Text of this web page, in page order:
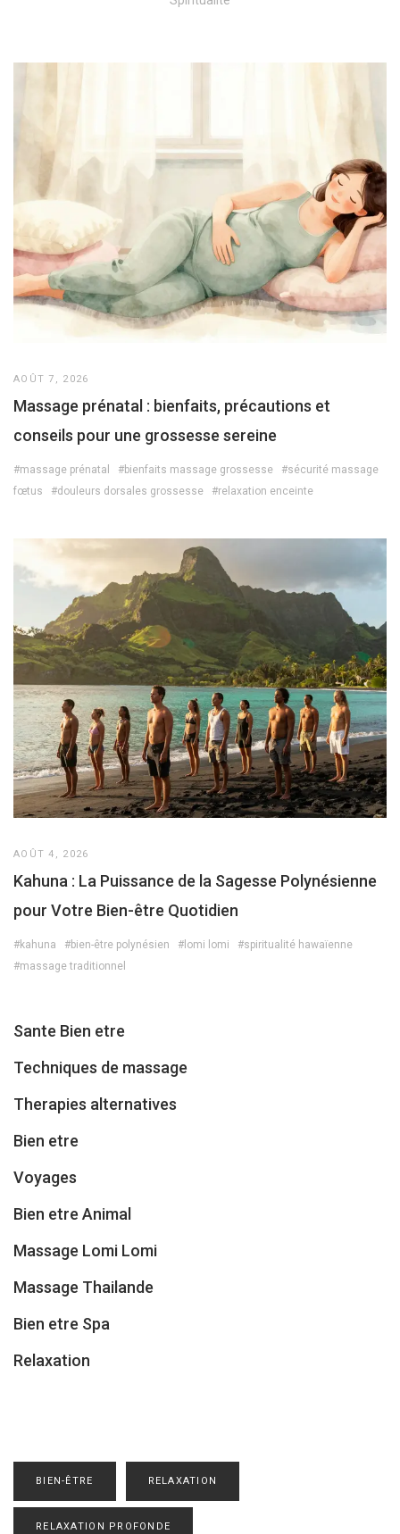
AOÛT 7, 2026
Massage prénatal : bienfaits, précautions et
conseils pour une grossesse sereine
#massage prénatal #bienfaits massage grossesse
#sécurité massage
fœtus
#douleurs dorsales grossesse #relaxation enceinte
AOÛT 4, 2026
Kahuna : La Puissance de la Sagesse Polynésienne
pour Votre Bien-être Quotidien
#kahuna #bien-être polynésien #lomi lomi
#spiritualité hawaïenne
#massage traditionnel
Sante Bien etre
Techniques de massage
Therapies alternatives
Bien etre
Voyages
Bien etre Animal
Massage Lomi Lomi
Massage Thailande
Bien etre Spa
Relaxation
BIEN-ÊTRE RELAXATION
RELAXATION PROFONDE